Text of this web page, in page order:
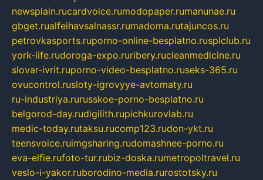
newsplain.rucardvoice.rumodopaper.rumanunae.ru
gbget.rualfeihavsalnassr.rumadoma.rutajuncos.ru
petrovkasports.ruporno-online-besplatno.rusplclub.ru
york-life.rudoroga-expo.ruribery.rucleanmedicine.ru
slovar-ivrit.ruporno-video-besplatno.ruseks-365.ru
ovucontrol.rusloty-igrovyye-avtomaty.ru
ru-industriya.rurusskoe-porno-besplatno.ru
belgorod-day.rudigilith.rupichkurovlab.ru
medic-today.rutaksu.rucomp123.rudon-ykt.ru
teensvoice.ruimgsharing.rudomashnee-porno.ru
eva-elfie.rufoto-tur.rubiz-doska.rumetropoltravel.ru
veslo-i-yakor.ruborodino-media.rurostotsky.ru